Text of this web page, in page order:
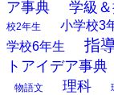
ア事典
学級
校2年生
小学校3
学校6年生
指
トアイデア事典
物語文 理科